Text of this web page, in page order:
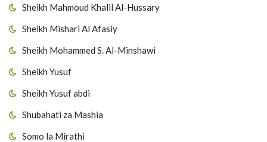
Sheikh Mahmoud Khalil Al-Hussary
Sheikh Mishari Al Afasiy
Sheikh Mohammed S. Al-Minshawi
Sheikh Yusuf
Sheikh Yusuf abdi
Shubahati za Mashia
Somo la Mirathi